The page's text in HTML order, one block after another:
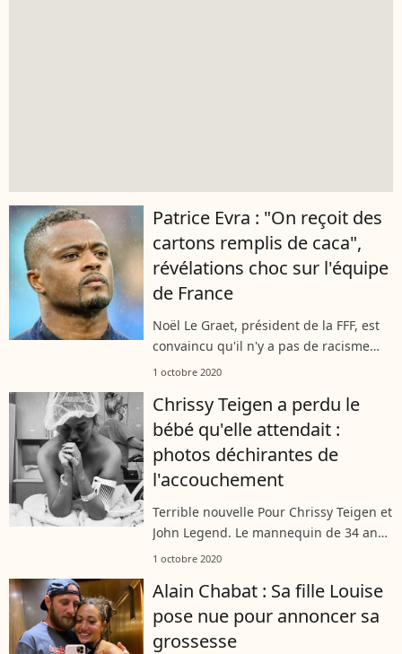
Patrice Evra : "On reçoit des
cartons remplis de caca",
révélations choc sur l'équipe
de France
Noël Le Graet, président de la FFF, est
convaincu qu'il n'y a pas de racisme
dans le foot. Pour preuve, "quand un
debout". Patrice Evra l'a sèchement...
1 octobre 2020
Chrissy Teigen a perdu le
bébé qu'elle attendait :
photos déchirantes de
l'accouchement
Terrible nouvelle Pour Chrissy Teigen et
John Legend. Le mannequin de 34 ans
a perdu le bébé qu'elle attendait à
jeune femme a posté un message...
1 octobre 2020
Alain Chabat : Sa fille Louise
pose nue pour annoncer sa
grossesse